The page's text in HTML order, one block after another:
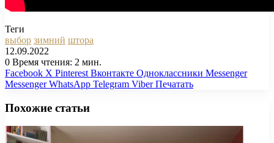
Теги
выбор зимний штора
12.09.2022
0 Время чтения: 2 мин.
Facebook X Pinterest Вконтакте Одноклассники Messenger
Messenger WhatsApp Telegram Viber Печатать
Похожие статьи